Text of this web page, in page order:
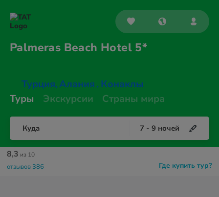
Palmeras Beach Hotel 5*
Турция, Алания , Конаклы
Туры
Экскурсии Страны мира
Куда 7 - 9 ночей
Где купить тур?
8,3 из 10
отзывов 386